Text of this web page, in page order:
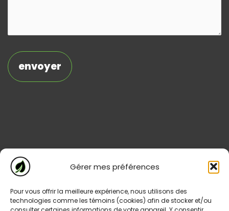
Gérer mes préférences
Pour vous offrir la meilleure expérience, nous utilisons des
technologies comme les témoins (cookies) afin de stocker et/ou